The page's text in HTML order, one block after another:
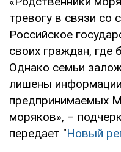
тревогу в связи
Российское
своих граждан, где
Однако семьи
лишены
предпринимаемых
моряков», –
передает "Новый